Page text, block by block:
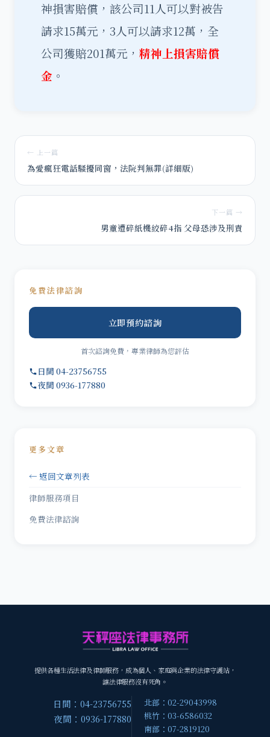
神損害賠償，該公司11人可以對被告
請求15萬元，3人可以請求12萬，全
公司獲賠201萬元， 精神上損害賠償
金 。
← 上一篇
為愛瘋狂電話騷擾同窗，法院判無罪(詳細版)
下一篇 →
男童遭碎紙機絞碎4指 父母恐涉及刑責
免費法律諮詢
立即預約諮詢
首次諮詢免費，專業律師為您評估
日間 04-23756755
夜間 0936-177880
更多文章
← 返回文章列表
律師服務項目
免費法律諮詢
提供各種生活法律及律師服務，成為個人、家庭與企業的法律守護站，
讓法律服務沒有死角。
日間：04-23756755
夜間：0936-177880
北部：02-29043998
桃竹：03-6586032
南部：07-2819120